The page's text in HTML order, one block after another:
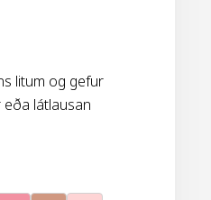
litum og gefur
látlausan